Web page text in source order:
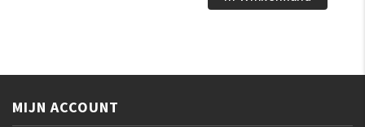
Hair,
237
ml
Olive
-
MIJN ACCOUNT